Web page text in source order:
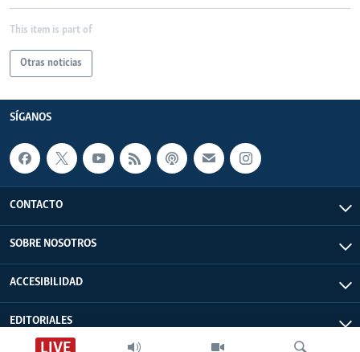
LIVE
This item is part of
Otras noticias
SÍGANOS
CONTACTO
SOBRE NOSOTROS
ACCESIBILIDAD
EDITORIALES